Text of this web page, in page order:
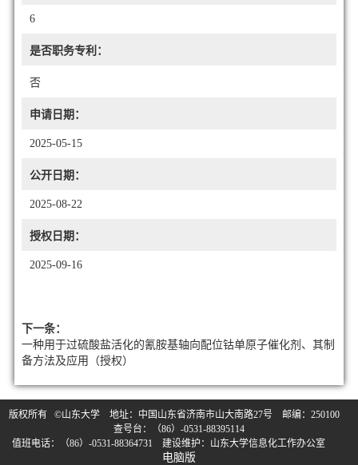
6
是否职务专利：
否
申请日期：
2025-05-15
公开日期：
2025-08-22
授权日期：
2025-09-16
下一条：
一种用于过硫酸盐活化的氰胺基轴向配位钴单原子催化剂、其制
备方法及应用（授权）
版权所有 ©山东大学 地址：中国山东省济南市山大南路27号 邮编：250100
查号台：（86）-0531-88395114
值班电话：（86）-0531-88364731 建设维护：山东大学信息化工作办公室
电脑版